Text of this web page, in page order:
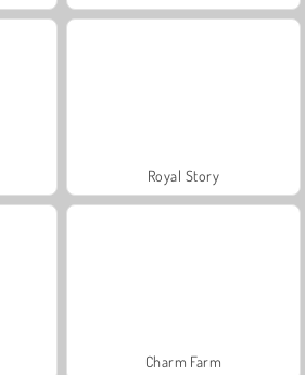
Royal Story
Charm Farm